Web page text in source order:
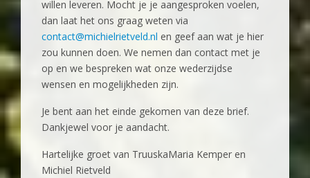
willen leveren. Mocht je je aangesproken voelen,
dan laat het ons graag weten via
contact@michielrietveld.nl en geef aan wat je hier
zou kunnen doen. We nemen dan contact met je
op en we bespreken wat onze wederzijdse
wensen en mogelijkheden zijn.
Je bent aan het einde gekomen van deze brief.
Dankjewel voor je aandacht.
‍Hartelijke groet van TruuskaMaria Kemper en
Michiel Rietveld